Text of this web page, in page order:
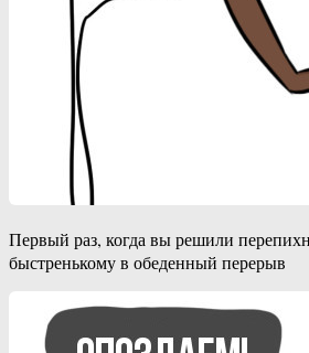
Первый раз, когда вы решили
быстренькому в обеденный перерыв